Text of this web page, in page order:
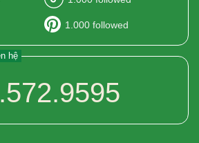
1.000 followed
hệ